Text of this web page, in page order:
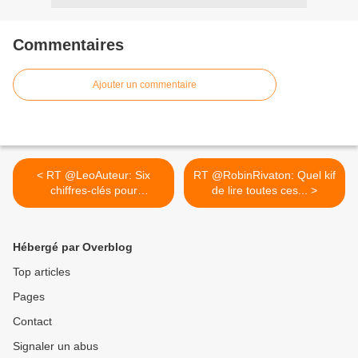
Commentaires
Ajouter un commentaire
< RT @LeoAuteur: Six
chiffres-clés pour
#comprendre...
RT @RobinRivaton: Quel kif
de lire toutes ces... >
Hébergé par Overblog
Top articles
Pages
Contact
Signaler un abus